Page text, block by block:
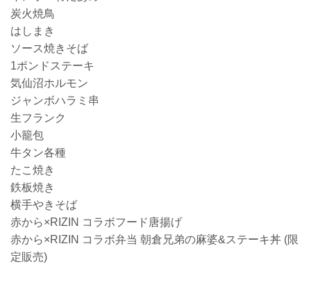
炭火焼鳥
はしまき
ソース焼きそば
1ポンドステーキ
気仙沼ホルモン
ジャンボハラミ串
生フランク
小籠包
牛タン各種
たこ焼き
鉄板焼き
横手やきそば
赤から×RIZIN コラボフード唐揚げ
赤から×RIZIN コラボ弁当 朝倉兄弟の麻婆&ステーキ丼 (限
定販売)